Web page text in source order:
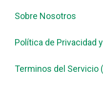
Sobre Nosotros
Política de Privacidad
Terminos del Servicio